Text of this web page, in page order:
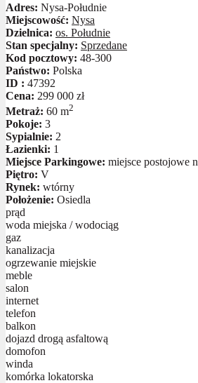
Adres: Nysa-Południe
Miejscowość: Nysa
Dzielnica: os. Południe
Stan specjalny: Sprzedane
Kod pocztowy: 48-300
Państwo: Polska
ID : 47392
Cena: 299 000 zł
Metraż: 60 m2
Pokoje: 3
Sypialnie: 2
Łazienki: 1
Miejsce Parkingowe: miejsce postojowe
Piętro: V
Rynek: wtórny
Położenie: Osiedla
prąd
woda miejska / wodociąg
gaz
kanalizacja
ogrzewanie miejskie
meble
salon
internet
telefon
balkon
dojazd drogą asfaltową
domofon
winda
komórka lokatorska